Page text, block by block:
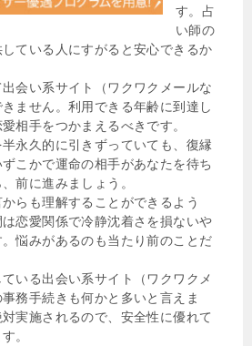
す。占
い師の
ている人にすがると安心できるか
会い系サイト（ワクワクメールな
ません。利用できる年齢に到達し
相手をつかまえるべきです。
永久的に引きずっていても、復縁
こかで運命の相手があなたを待ち
前に進みましょう。
らも理解することができるよう
恋愛関係で冷静沈着さを損ないや
悩みがあるのも当たり前のことだ
いる出会い系サイト（ワクワクメ
務手続きも何かと多いと言えま
実施されるので、安全性に優れて
。